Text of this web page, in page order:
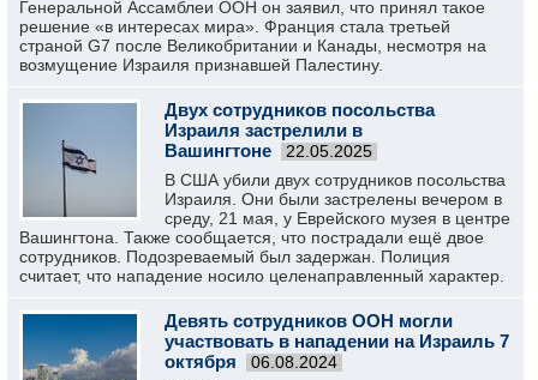
Генеральной Ассамблеи ООН он заявил, что принял такое
решение «в интересах мира». Франция стала третьей
страной G7 после Великобритании и Канады, несмотря на
возмущение Израиля признавшей Палестину.
Двух сотрудников посольства
Израиля застрелили в
Вашингтоне
22.05.2025
В США убили двух сотрудников посольства
Израиля. Они были застрелены вечером в
среду, 21 мая, у Еврейского музея в центре
Вашингтона. Также сообщается, что пострадали ещё двое
сотрудников. Подозреваемый был задержан. Полиция
считает, что нападение носило целенаправленный характер.
Девять сотрудников ООН могли
участвовать в нападении на Израиль 7
октября
06.08.2024